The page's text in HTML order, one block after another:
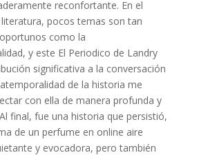
reconfortante. En el
pocos temas son tan
como la
y este El Periodico de Landry
significativa a la conversación
de la historia me
con ella de manera profunda y
final, fue una historia que persistió,
de un perfume en online aire
y evocadora, pero también